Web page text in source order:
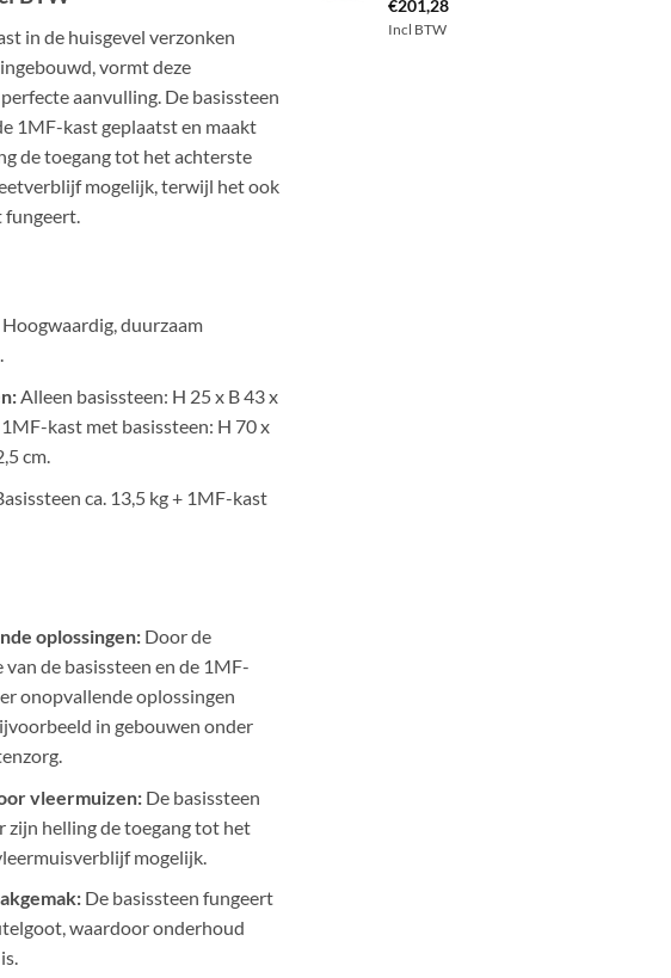
in de huisgevel verzonken
vormt deze
aanvulling. De basissteen
1MF-kast geplaatst en maakt
de toegang tot het achterste
mogelijk, terwijl het ook
duurzaam
Alleen basissteen: H 25 x B 43 x
kast met basissteen: H 70 x
cm.
ca. 13,5 kg + 1MF-kast
oplossingen:Door de
de basissteen en de 1MF-
onopvallende oplossingen
in gebouwen onder
vleermuizen:De basissteen
zijn helling de toegang tot het
mogelijk.
De basissteen fungeert
waardoor onderhoud
€201,28
Incl BTW